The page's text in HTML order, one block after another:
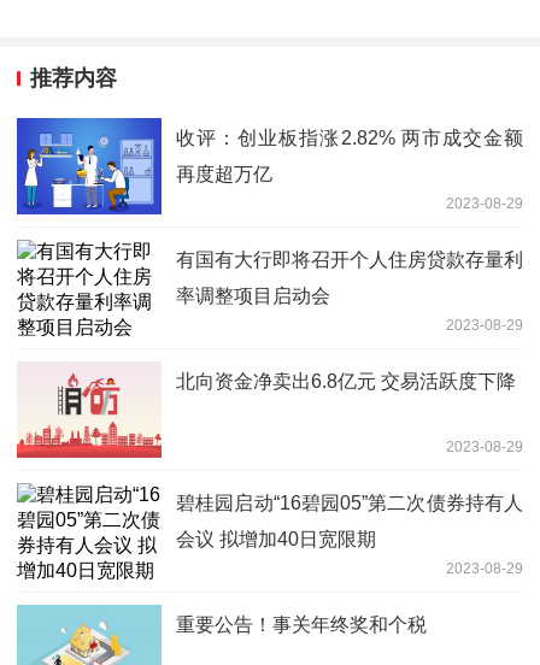
推荐内容
收评：创业板指涨2.82% 两市成交金额
再度超万亿
2023-08-29
有国有大行即将召开个人住房贷款存量利
率调整项目启动会
2023-08-29
北向资金净卖出6.8亿元 交易活跃度下降
2023-08-29
碧桂园启动“16碧园05”第二次债券持有人
会议 拟增加40日宽限期
2023-08-29
重要公告！事关年终奖和个税